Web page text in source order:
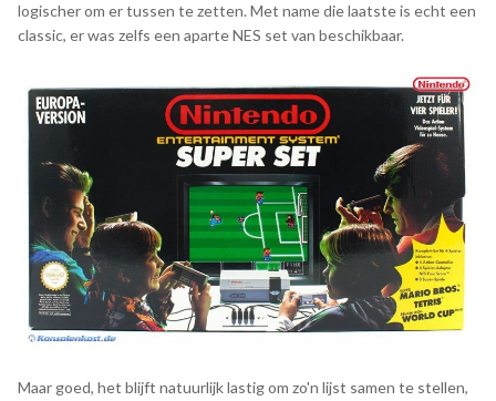
logischer om er tussen te zetten. Met name die laatste is echt een
classic, er was zelfs een aparte NES set van beschikbaar.
Maar goed, het blijft natuurlijk lastig om zo'n lijst samen te stellen,